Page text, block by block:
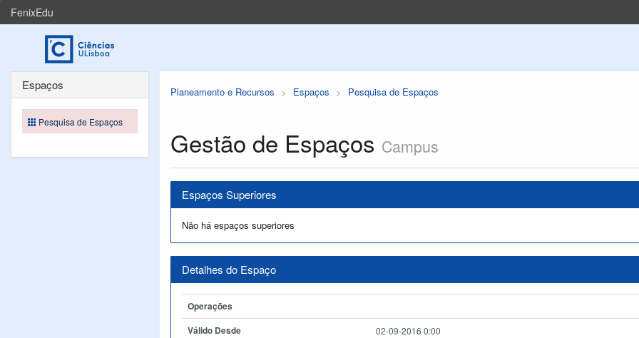
FenixEdu
Planeamento e Recursos Espaços Pesquisa de Espaços
Gestão de Espaços Campus
Espaços Superiores
Não há espaços superiores
Detalhes do Espaço
Operações
Válido Desde
02-09-2016 0:00
Espaços
Pesquisa de Espaços